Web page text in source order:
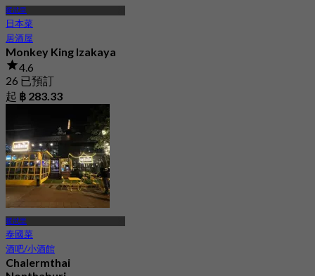
暖武里
日本菜
居酒屋
Monkey King Izakaya
4.6
26 已預訂
起 ฿ 283.33
暖武里
泰國菜
酒吧/小酒館
Chalermthai